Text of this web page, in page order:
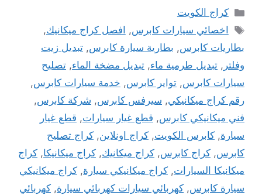
التصنيفات
كراج الكويت
الوسوم
اخصائي سيارات كابرس, افصل كراج ميكانيك,
بطاريات كابرس, بطارية سيارة كابرس, تبديل زيت
وفلتر , تبديل طرمية ماء, تبديل مضخة الماء, تصليح
سيارات كابرس, تواير كابرس, خدمة سيارات كابرس,
رقم كراج ميكانيكي, سيرفس كابرس, شركة كابرس,
فني ميكانيكي كابرس, قطع غيار سيارات, قطع غيار
سيارة, كابرس الكويت, كراج اونلاين, كراج تصليح
كابرس, كراج كابرس, كراج ميكانيك, كراج ميكانيكا, كراج
ميكانيكا السيارات, كراج ميكانيكي سيارة, كراج ميكانيكي
سيارة كابرس, كهربائي سيارات كهربائي سيارة, كهربائي